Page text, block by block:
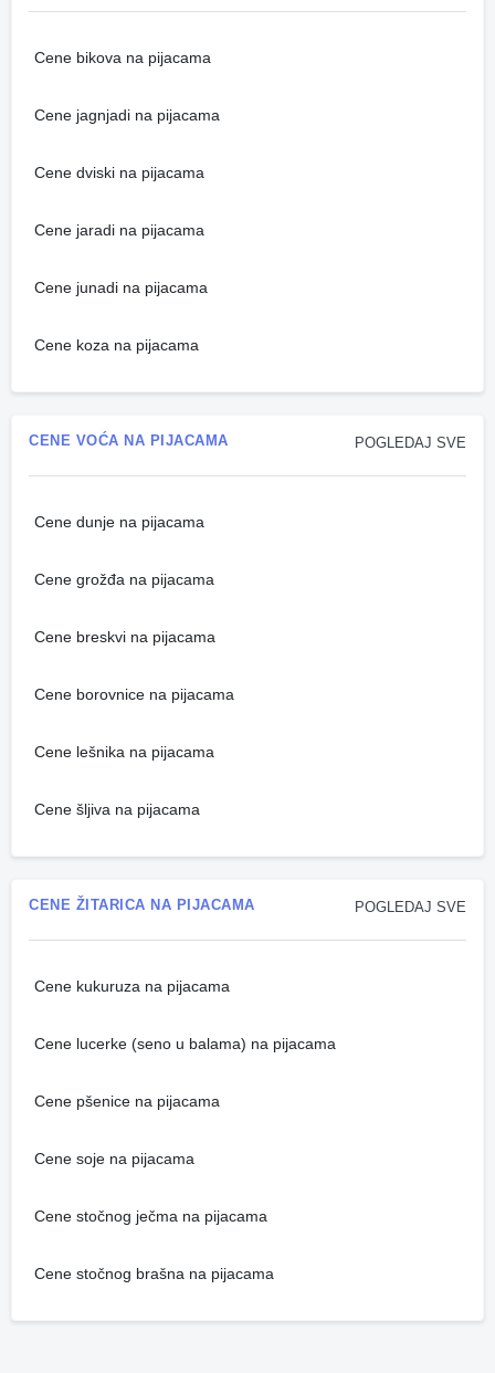
Cene bikova na pijacama
Cene jagnjadi na pijacama
Cene dviski na pijacama
Cene jaradi na pijacama
Cene junadi na pijacama
Cene koza na pijacama
POGLEDAJ SVE
CENE VOĆA NA PIJACAMA
Cene dunje na pijacama
Cene grožđa na pijacama
Cene breskvi na pijacama
Cene borovnice na pijacama
Cene lešnika na pijacama
Cene šljiva na pijacama
POGLEDAJ SVE
CENE ŽITARICA NA PIJACAMA
Cene kukuruza na pijacama
Cene lucerke (seno u balama) na pijacama
Cene pšenice na pijacama
Cene soje na pijacama
Cene stočnog ječma na pijacama
Cene stočnog brašna na pijacama